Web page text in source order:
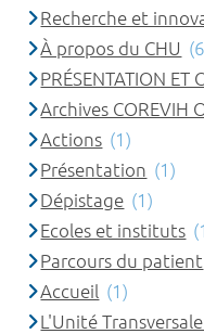
Recherche et
À propos du CHU
PRÉSENTATION ET
Archives COREVIH
Actions (1)
Présentation (1)
Dépistage (1)
Ecoles et instituts
Parcours du patient
Accueil (1)
L'Unité